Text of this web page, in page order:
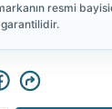
resmi